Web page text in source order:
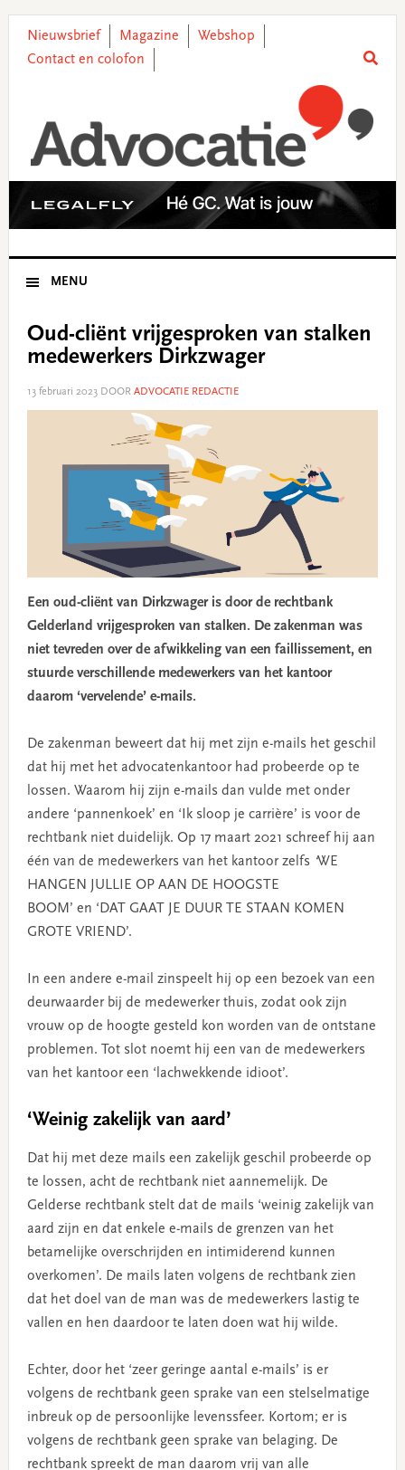
primary
main
primary
footer
Nieuwsbrief Magazine
Webshop
Contact en colofon
MENU
Oud-cliënt vrijgesproken van stalken
medewerkers Dirkzwager
13 februari 2023DOOR ADVOCATIE REDACTIE
Een oud-cliënt van Dirkzwager is door de rechtbank
Gelderland vrijgesproken van stalken. De zakenman was
niet tevreden over de afwikkeling van een faillissement, en
stuurde verschillende medewerkers van het kantoor
daarom ‘vervelende’ e-mails.
De zakenman beweert dat hij met zijn e-mails het geschil
dat hij met het advocatenkantoor had probeerde op te
lossen. Waarom hij zijn e-mails dan vulde met onder
andere ‘pannenkoek’ en ‘Ik sloop je carrière’ is voor de
rechtbank niet duidelijk. Op 17 maart 2021 schreef hij aan
één van de medewerkers van het kantoor zelfs ‘WE
HANGEN JULLIE OP AAN DE HOOGSTE
BOOM’ en ‘DAT GAAT JE DUUR TE STAAN KOMEN
GROTE VRIEND’.
In een andere e-mail zinspeelt hij op een bezoek van een
deurwaarder bij de medewerker thuis, zodat ook zijn
vrouw op de hoogte gesteld kon worden van de ontstane
problemen. Tot slot noemt hij een van de medewerkers
van het kantoor een ‘lachwekkende idioot’.
‘Weinig zakelijk van aard’
Dat hij met deze mails een zakelijk geschil probeerde op
te lossen, acht de rechtbank niet aannemelijk. De
Gelderse rechtbank stelt dat de mails ‘weinig zakelijk van
aard zijn en dat enkele e-mails de grenzen van het
betamelijke overschrijden en intimiderend kunnen
overkomen’. De mails laten volgens de rechtbank zien
dat het doel van de man was de medewerkers lastig te
vallen en hen daardoor te laten doen wat hij wilde.
Echter, door het ‘zeer geringe aantal e-mails’ is er
volgens de rechtbank geen sprake van een stelselmatige
inbreuk op de persoonlijke levenssfeer. Kortom; er is
volgens de rechtbank geen sprake van belaging. De
rechtbank spreekt de man daarom vrij van alle